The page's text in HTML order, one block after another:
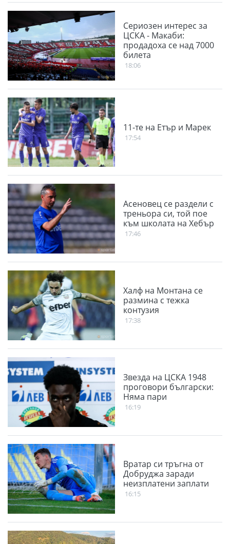
Сериозен интерес за
ЦСКА - Макаби:
продадоха се над 7000
билета
18:06
11-те на Етър и Марек
17:54
Асеновец се раздели с
треньора си, той пое
към школата на Хебър
17:46
Халф на Монтана се
размина с тежка
контузия
17:38
Звезда на ЦСКА 1948
проговори български:
Няма пари
16:19
Вратар си тръгна от
Добруджа заради
неизплатени заплати
16:15